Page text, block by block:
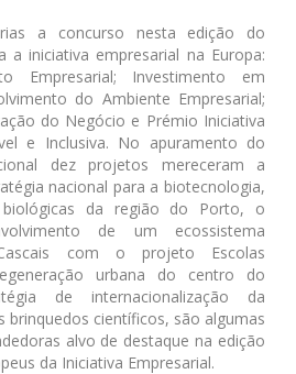
a concurso nesta edição do
a iniciativa empresarial na Europa:
Empresarial; Investimento em
do Ambiente Empresarial;
do Negócio e Prémio Iniciativa
e Inclusiva. No apuramento do
dez projetos mereceram a
nacional para a biotecnologia,
da região do Porto, o
de um ecossistema
com o projeto Escolas
urbana do centro do
de internacionalização da
brinquedos científicos, são algumas
alvo de destaque na edição
da Iniciativa Empresarial.